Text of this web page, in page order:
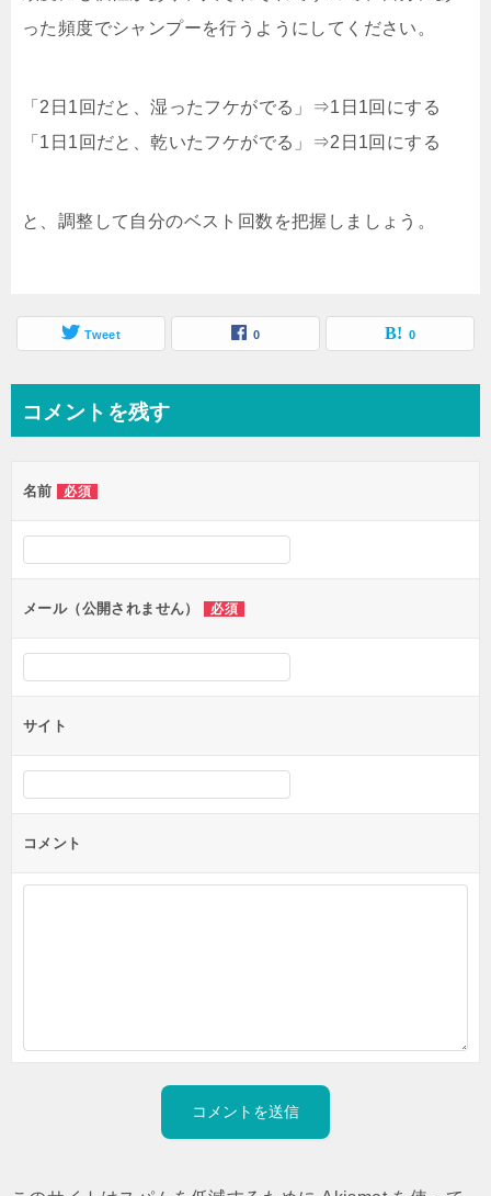
った頻度でシャンプーを行うようにしてください。
「2日1回だと、湿ったフケがでる」⇒1日1回にする
「1日1回だと、乾いたフケがでる」⇒2日1回にする
と、調整して自分のベスト回数を把握しましょう。
Tweet 0 0
コメントを残す
名前 必須
メール（公開されません） 必須
サイト
コメント